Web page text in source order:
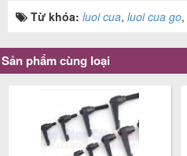
Từ khóa: luoi cua, luoi cua go,
Sản phẩm cùng loại